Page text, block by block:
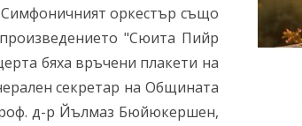
оркестър също
"Сюита Пийр
бяха връчени плакети на
секретар на Общината
д-р Йълмаз Бюйюкершен,